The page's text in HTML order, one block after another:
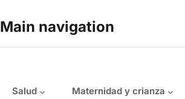
Main navigation
Salud Maternidad y crianza